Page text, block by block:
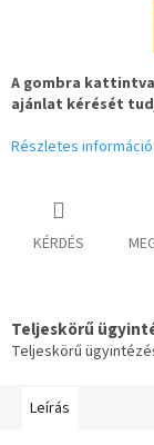
A gombra
ajánlat kérését
Részletes információ
KÉRDÉS
Teljeskörű
Teljeskörű
Leírás